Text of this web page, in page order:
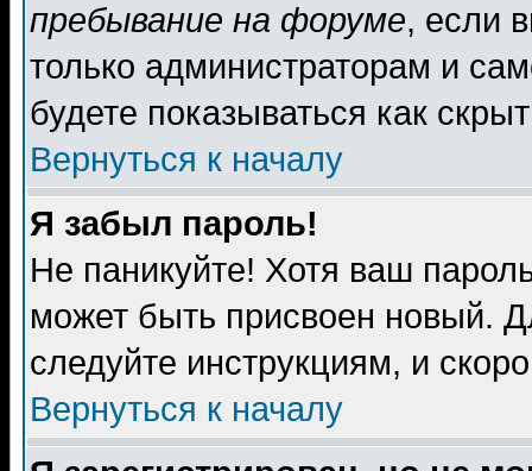
пребывание на форуме, если
только администраторам и
будете показываться как
Вернуться к началу
Я забыл пароль!
Не паникуйте! Хотя ваш
может быть присвоен новый.
следуйте инструкциям, и
Вернуться к началу